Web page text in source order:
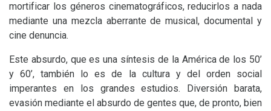
mortificar los géneros cinematográficos, reducirlos a nada
mediante una mezcla aberrante de musical, documental y
cine denuncia.
Este absurdo, que es una síntesis de la América de los 50’
y 60’, también lo es de la cultura y del orden social
imperantes en los grandes estudios. Diversión barata,
evasión mediante el absurdo de gentes que, de pronto, bien